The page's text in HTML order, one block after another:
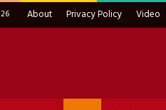
About Privacy Policy Video